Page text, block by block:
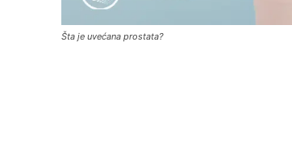
Šta je uvećana prostata?